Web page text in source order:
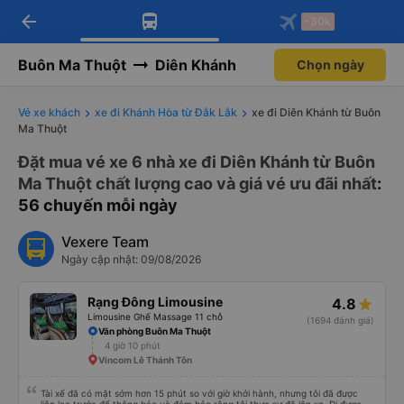
Tải app Vexere ngay!
Nhận ưu đãi thành viên độc
Mở app
Tải app Vexere
-30k/ghế khi đặt vé máy bay qua
Mở app
arrow_back -30k
Buôn Ma Thuột Diên Khánh Chọn ngày
Vé xe khách xe đi Khánh Hòa từ Đắk Lắk
xe đi Diên Khánh từ Buôn
Ma Thuột
Đặt mua vé xe 6 nhà xe đi Diên Khánh từ Buôn
Ma Thuột chất lượng cao và giá vé ưu đãi nhất:
56 chuyến mỗi ngày
Vexere Team
Ngày cập nhật: 09/08/2026
Rạng Đông Limousine
Limousine Ghế Massage 11 chỗ
4.8
(1694 đánh giá)
Văn phòng Buôn Ma Thuột
4 giờ 10 phút
Vincom Lê Thánh Tôn
Tài xế đã có mặt sớm hơn 15 phút so với giờ khởi hành, nhưng tôi đã được